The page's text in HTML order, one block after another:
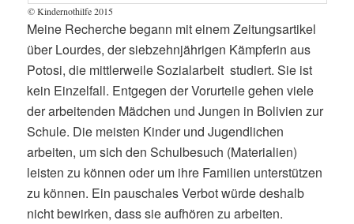
© Kindernothilfe 2015
Meine Recherche begann mit einem Zeitungsartikel
über Lourdes, der siebzehnjährigen Kämpferin aus
Potosi, die mittlerweile Sozialarbeit studiert. Sie ist
kein Einzelfall. Entgegen der Vorurteile gehen viele
der arbeitenden Mädchen und Jungen in Bolivien zur
Schule. Die meisten Kinder und Jugendlichen
arbeiten, um sich den Schulbesuch (Materialien)
leisten zu können oder um ihre Familien unterstützen
zu können. Ein pauschales Verbot würde deshalb
nicht bewirken, dass sie aufhören zu arbeiten.